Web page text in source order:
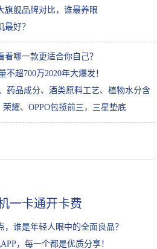
旗舰品牌对比，谁最养眼
好？
哪一款更适合你自己？
不超700万2020年大爆发！
药品成分、酒类原料工艺、植物水分含
耀、OPPO包揽前三，三星垫底
一卡通开卡费
，谁是年轻人眼中的全面良品？
，每一个都是优质分享！